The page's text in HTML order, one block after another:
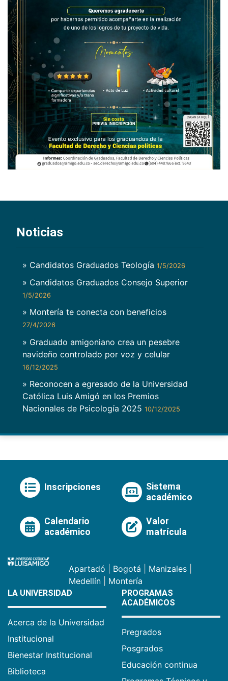
Noticias
» Candidatos Graduados Teología 1/5/2026
» Candidatos Graduados Consejo Superior
1/5/2026
» Montería te conecta con beneficios
27/4/2026
» Graduado amigoniano crea un pesebre
navideño controlado por voz y celular
16/12/2025
» Reconocen a egresado de la Universidad
Católica Luis Amigó en los Premios
Nacionales de Psicología 2025 10/12/2025
Inscripciones
Sistema
académico
Calendario
académico
Valor
matrícula
Apartadó Bogotá Manizales
Medellín
Montería
LA UNIVERSIDAD
Acerca de la Universidad
Institucional
Bienestar Institucional
Biblioteca
PROGRAMAS
ACADÉMICOS
Pregrados
Posgrados
Educación continua